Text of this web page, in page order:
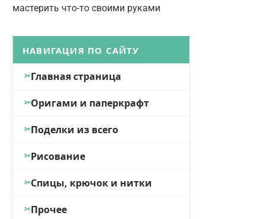
мастерить что-то своими руками
НАВИГАЦИЯ ПО САЙТУ
Главная страница
Оригами и паперкрафт
Поделки из всего
Рисование
Спицы, крючок и нитки
Прочее